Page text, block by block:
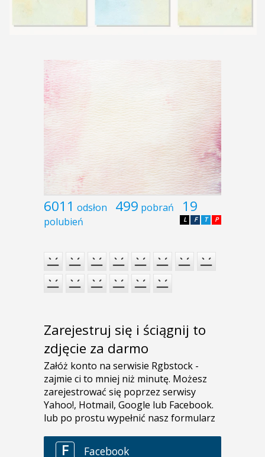
6011 odsłon 499 pobrań 19
polubień P
T
F
L
Zarejestruj się i ściągnij to
zdjęcie za darmo